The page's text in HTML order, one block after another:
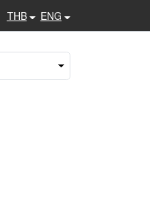
THB ENG